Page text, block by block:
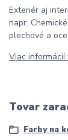
Exteriér aj
napr.
plechové a
Viac
Tovar
Farby na